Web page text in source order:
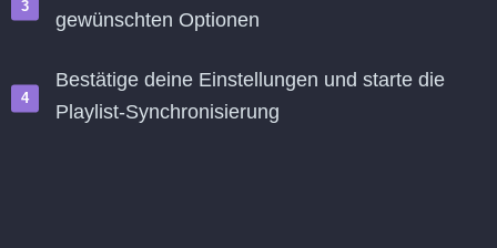
gewünschten Optionen
Bestätige deine Einstellungen und starte die
Playlist-Synchronisierung